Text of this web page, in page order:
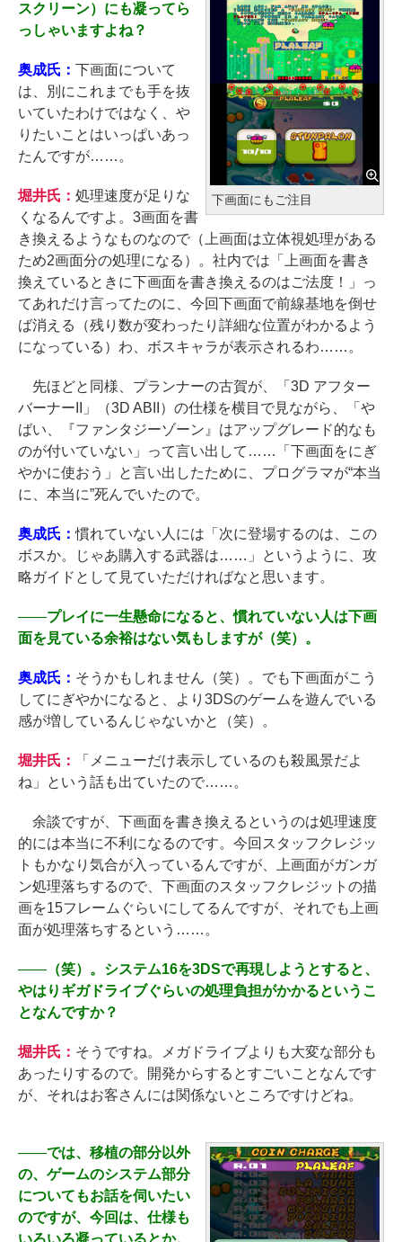
下画面にもご注目
スクリーン）にも凝ってら
っしゃいますよね？
奥成氏： 下画面について
は、別にこれまでも手を抜
いていたわけではなく、や
りたいことはいっぱいあっ
たんですが……。
堀井氏： 処理速度が足りな
くなるんですよ。3画面を書
き換えるようなものなので（上画面は立体視処理がある
ため2画面分の処理になる）。社内では「上画面を書き
換えているときに下画面を書き換えるのはご法度！」っ
てあれだけ言ってたのに、今回下画面で前線基地を倒せ
ば消える（残り数が変わったり詳細な位置がわかるよう
になっている）わ、ボスキャラが表示されるわ……。
先ほどと同様、プランナーの古賀が、「3D アフター
バーナーII」（3D ABII）の仕様を横目で見ながら、「や
ばい、『ファンタジーゾーン』はアップグレード的なも
のが付いていない」って言い出して……「下画面をにぎ
やかに使おう」と言い出したために、プログラマが“本当
に、本当に”死んでいたので。
奥成氏：慣れていない人には「次に登場するのは、この
ボスか。じゃあ購入する武器は……」というように、攻
略ガイドとして見ていただければなと思います。
――プレイに一生懸命になると、慣れていない人は下画
面を見ている余裕はない気もしますが（笑）。
奥成氏： そうかもしれません（笑）。でも下画面がこう
してにぎやかになると、より3DSのゲームを遊んでいる
感が増しているんじゃないかと（笑）。
堀井氏：
「メニューだけ表示しているのも殺風景だよ
ね」という話も出ていたので……。
余談ですが、下画面を書き換えるというのは処理速度
的には本当に不利になるのです。今回スタッフクレジッ
トもかなり気合が入っているんですが、上画面がガンガ
ン処理落ちするので、下画面のスタッフクレジットの描
画を15フレームぐらいにしてるんですが、それでも上画
面が処理落ちするという……。
――（笑）。システム16を3DSで再現しようとすると、
やはりギガドライブぐらいの処理負担がかかるというこ
となんですか？
堀井氏： そうですね。メガドライブよりも大変な部分も
あったりするので。開発からするとすごいことなんです
が、それはお客さんには関係ないところですけどね。
――では、移植の部分以外
の、ゲームのシステム部分
についてもお話を伺いたい
のですが、今回は、仕様も
いろいろ凝っているとか。